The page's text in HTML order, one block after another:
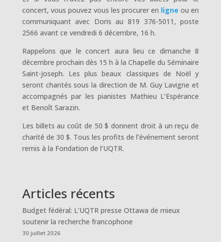
concert, vous pouvez vous les procurer en ligne ou en
communiquant avec Doris au 819 376-5011, poste
2566 avant ce vendredi 6 décembre, 16 h.
Rappelons que le concert aura lieu ce dimanche 8
décembre prochain dès 15 h à la Chapelle du Séminaire
Saint-Joseph. Les plus beaux classiques de Noël y
seront chantés sous la direction de M. Guy Lavigne et
accompagnés par les pianistes Mathieu L’Espérance
et Benoît Sarazin.
Les billets au coût de 50 $ donnent droit à un reçu de
charité de 30 $. Tous les profits de l’événement seront
remis à la Fondation de l’UQTR.
Articles récents
Budget fédéral: L’UQTR presse Ottawa de mieux
soutenir la recherche francophone
30 juillet 2026